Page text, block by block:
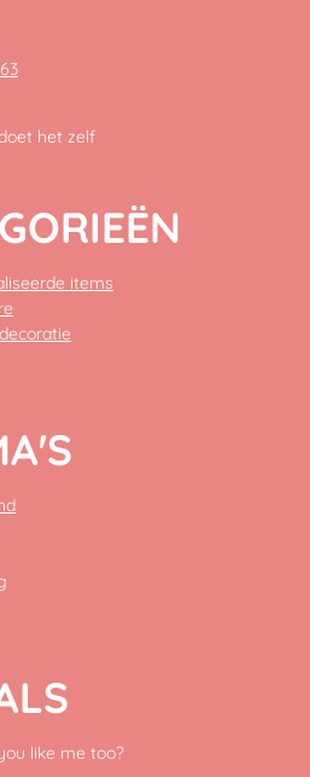
het zelf
items
like me too?